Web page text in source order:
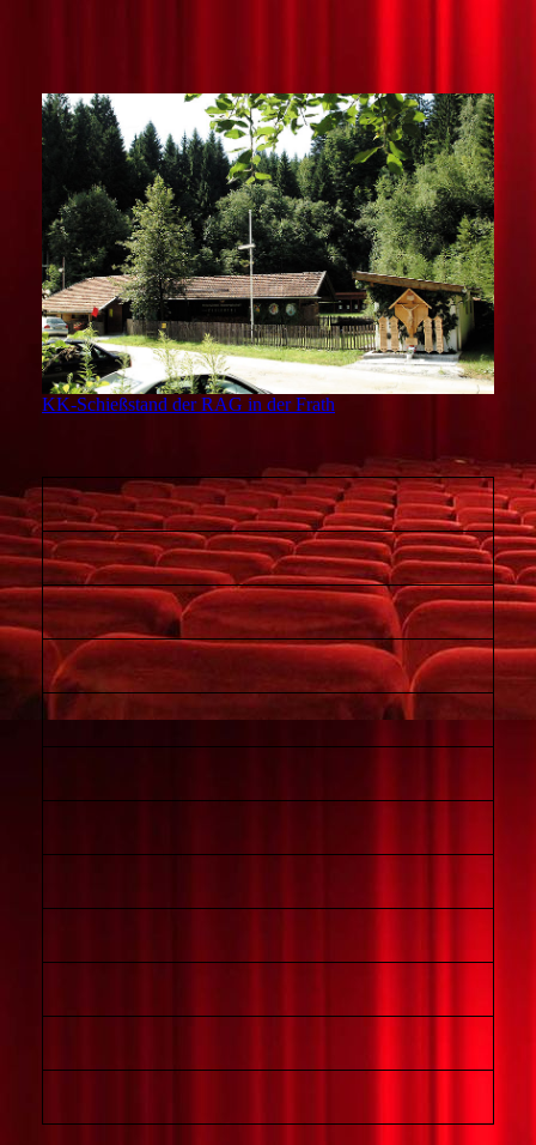
KK-Schießstand der RAG in der Frath